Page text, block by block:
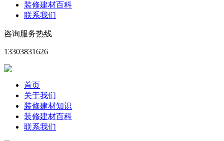
装修建材百科
联系我们
咨询服务热线
13303831626
首页
关于我们
装修建材知识
装修建材百科
联系我们